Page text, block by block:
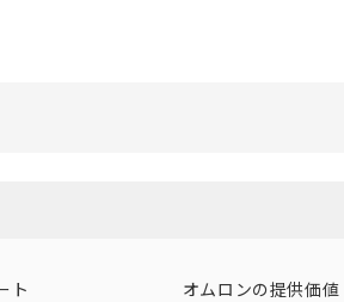
ト オムロンの提供価値